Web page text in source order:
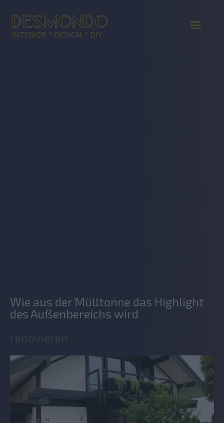
DESMONDO
INTERIOR * DESIGN * DIY
Wie aus der Mülltonne das Highlight
des Außenbereichs wird